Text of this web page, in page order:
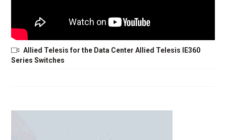
Allied Telesis for the Data Center Allied Telesis IE360
Series Switches